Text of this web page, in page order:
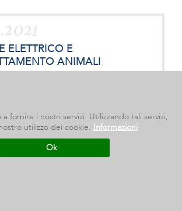
fornire i nostri servizi. Utilizzando tali servizi,
utilizzo dei cookie. Informazioni
Ok
ELETTRICO E
ANIMALI